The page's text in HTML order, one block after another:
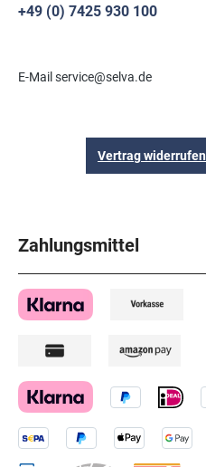
+49 (0) 7425 930 100
E-Mail service@selva.de
Vertrag widerrufen
Zahlungsmittel